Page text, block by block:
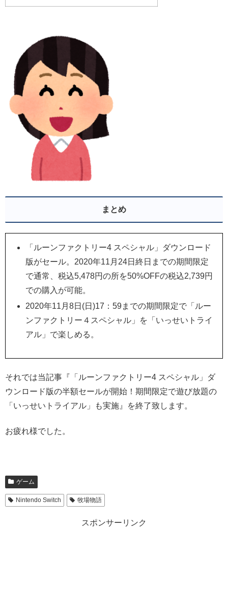
まとめ
「ルーンファクトリー4 スペシャル」ダウンロード
版がセール。2020年11月24日終日までの期間限定
で通常、税込5,478円の所を50%OFFの税込2,739円
での購入が可能。
2020年11月8日(日)17：59までの期間限定で「ルー
ンファクトリー４スペシャル」を「いっせいトライ
アル」で楽しめる。
それでは当記事『「ルーンファクトリー4 スペシャル」ダ
ウンロード版の半額セールが開始！期間限定で遊び放題の
「いっせいトライアル」も実施』を終了致します。
お疲れ様でした。
ゲーム
Nintendo Switch 牧場物語
スポンサーリンク